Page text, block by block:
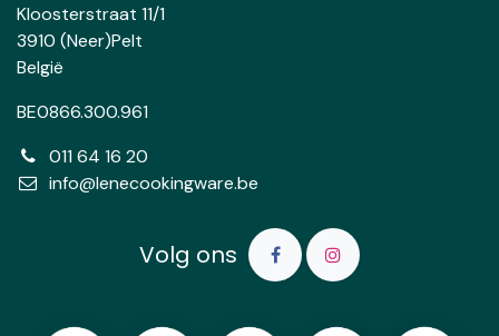
Kloosterstraat 11/1
3910 (Neer)Pelt
België
BE0866.300.961
011 64 16 20
info@lenecookingware.be
Volg ons